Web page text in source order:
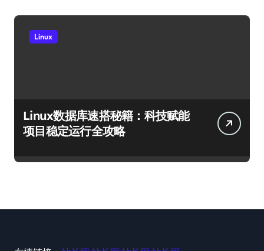
Linux
Linux数据库速搭秘籍：科技赋能
项目稳定运行全攻略